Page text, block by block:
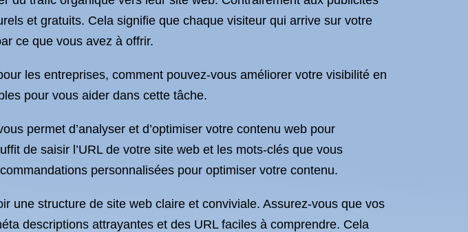
et gratuits. Cela signifie que chaque visiteur qui arrive sur votre
ce que vous avez à offrir.
les entreprises, comment pouvez-vous améliorer votre visibilité en
pour vous aider dans cette tâche.
permet d’analyser et d’optimiser votre contenu web pour
de saisir l’URL de votre site web et les mots-clés que vous
personnalisées pour optimiser votre contenu.
une structure de site web claire et conviviale. Assurez-vous que vos
descriptions attrayantes et des URL faciles à comprendre. Cela